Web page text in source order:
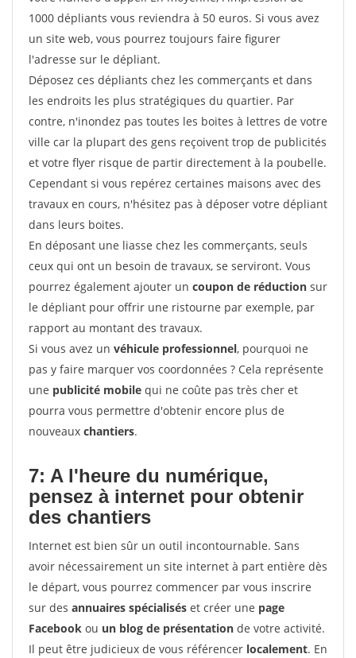
1000 dépliants vous reviendra à 50 euros. Si vous avez
un site web, vous pourrez toujours faire figurer
l'adresse sur le dépliant.
Déposez ces dépliants chez les commerçants et dans
les endroits les plus stratégiques du quartier. Par
contre, n'inondez pas toutes les boites à lettres de votre
ville car la plupart des gens reçoivent trop de publicités
et votre flyer risque de partir directement à la poubelle.
Cependant si vous repérez certaines maisons avec des
travaux en cours, n'hésitez pas à déposer votre dépliant
dans leurs boites.
En déposant une liasse chez les commerçants, seuls
ceux qui ont un besoin de travaux, se serviront. Vous
pourrez également ajouter un coupon de réduction sur
le dépliant pour offrir une ristourne par exemple, par
rapport au montant des travaux.
Si vous avez un véhicule professionnel, pourquoi ne
pas y faire marquer vos coordonnées ? Cela représente
une publicité mobile qui ne coûte pas très cher et
pourra vous permettre d'obtenir encore plus de
nouveaux chantiers.
7: A l'heure du numérique,
pensez à internet pour obtenir
des chantiers
Internet est bien sûr un outil incontournable. Sans
avoir nécessairement un site internet à part entière dès
le départ, vous pourrez commencer par vous inscrire
sur des annuaires spécialisés et créer une page
Facebook ou un blog de présentation de votre activité.
Il peut être judicieux de vous référencer localement. En